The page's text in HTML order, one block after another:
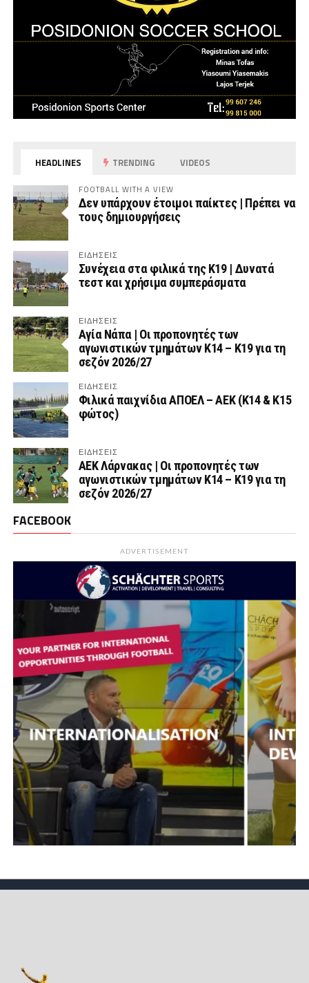
HEADLINES TRENDING VIDEOS
FOOTBALL WITH A VIEW
Δεν υπάρχουν έτοιμοι παίκτες | Πρέπει να
τους δημιουργήσεις
ΕΙΔΗΣΕΙΣ
Συνέχεια στα φιλικά της Κ19 | Δυνατά
τεστ και χρήσιμα συμπεράσματα
ΕΙΔΗΣΕΙΣ
Αγία Νάπα | Οι προπονητές των
αγωνιστικών τμημάτων Κ14 – Κ19 για τη
σεζόν 2026/27
ΕΙΔΗΣΕΙΣ
Φιλικά παιχνίδια ΑΠΟΕΛ – ΑΕΚ (Κ14 & Κ15
φώτος)
ΕΙΔΗΣΕΙΣ
AEK Λάρνακας | Οι προπονητές των
αγωνιστικών τμημάτων Κ14 – Κ19 για τη
σεζόν 2026/27
FACEBOOK
ADVERTISEMENT